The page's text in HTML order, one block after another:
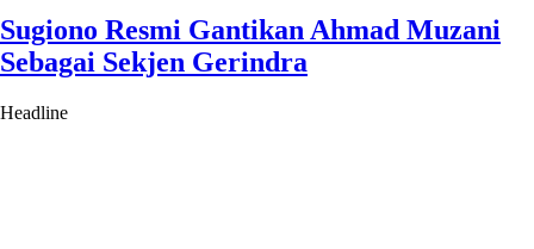
Sugiono Resmi Gantikan Ahmad Muzani
Sebagai Sekjen Gerindra
Headline